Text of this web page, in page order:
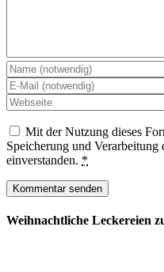
Mit der Nutzung dieses
Speicherung und Verarbeitung
einverstanden. *
Weihnachtliche Leckereien